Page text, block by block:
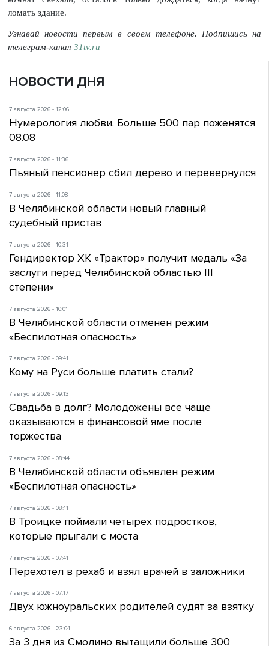
ломать здание.
Узнавай новости первым в своем телефоне. Подпишись на
телеграм-канал 31tv.ru
НОВОСТИ ДНЯ
7 августа 2026 - 12:06
Нумерология любви. Больше 500 пар поженятся
08.08
7 августа 2026 - 11:36
Пьяный пенсионер сбил дерево и перевернулся
7 августа 2026 - 11:08
В Челябинской области новый главный
судебный пристав
7 августа 2026 - 10:31
Гендиректор ХК «Трактор» получит медаль «За
заслуги перед Челябинской областью III
степени»
7 августа 2026 - 10:01
В Челябинской области отменен режим
«Беспилотная опасность»
7 августа 2026 - 09:41
Кому на Руси больше платить стали?
7 августа 2026 - 09:13
Свадьба в долг? Молодожены все чаще
оказываются в финансовой яме после
торжества
7 августа 2026 - 08:44
В Челябинской области объявлен режим
«Беспилотная опасность»
7 августа 2026 - 08:11
В Троицке поймали четырех подростков,
которые прыгали с моста
7 августа 2026 - 07:41
Перехотел в рехаб и взял врачей в заложники
7 августа 2026 - 07:17
Двух южноуральских родителей судят за взятку
6 августа 2026 - 23:04
За 3 дня из Смолино вытащили больше 300